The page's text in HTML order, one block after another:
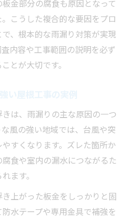
金部分の腐食も原因となって
こうした複合的な要因をプロ
、根本的な雨漏り対策が実現
内容や工事範囲の説明を必ず
とが大切です。
は、雨漏りの主な原因の一つ
風の強い地域では、台風や突
すくなります。ズレた箇所か
食や室内の漏水につながるた
ます。
上がった板金をしっかりと固
水テープや専用金具で補強を